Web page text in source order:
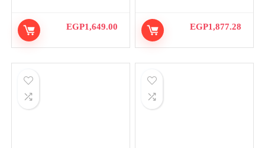
EGP1,877.28
EGP1,649.00